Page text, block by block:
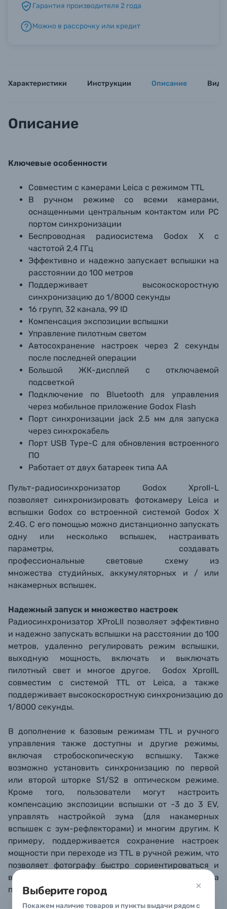
Выберите город
Покажем наличие товаров и пункты выдачи рядом с
Б/У фототехника (Комиссионные товары)
Гарантия производителя 2 года
Можно в рассрочку или кредит
Характеристики Инструкции Описание
Описание
Ключевые особенности
Совместим с камерами Leica с режимом TTL
В ручном режиме со всеми камерами,
оснащенными центральным контактом или PC
портом синхронизации
Беспроводная радиосистема Godox X с
частотой 2,4 ГГц
Эффективно и надежно запускает вспышки на
расстоянии до 100 метров
Поддерживает высокоскоростную
синхронизацию до 1/8000 секунды
16 групп, 32 канала, 99 ID
Компенсация экспозиции вспышки
Управление пилотным светом
Автосохранение настроек через 2 секунды
после последней операции
Большой ЖК-дисплей с отключаемой
подсветкой
Подключение по Bluetooth для управления
через мобильное приложение Godox Flash
Порт синхронизации jack 2.5 мм для запуска
через синхрокабель
Порт USB Type-C для обновления встроенного
ПО
Работает от двух батареек типа АА
Пульт-радиосинхронизатор Godox XproII-L
позволяет синхронизировать фотокамеру Leica и
вспышки Godox со встроенной системой Godox X
2.4G. С его помощью можно дистанционно запускать
одну или несколько вспышек, настраивать
параметры, создавать
профессиональные световые схему из
множества студийных, аккумуляторных и / или
накамерных вспышек.
Надежный запуск и множество настроек
Радиосинхронизатор XProLII позволяет эффективно
и надежно запускать вспышки на расстоянии до 100
метров, удаленно регулировать режим вспышки,
выходную мощность, включать и выключать
пилотный свет и многое другое. Godox XproIIL
совместим с системой TTL от Leica, а также
поддерживает высокоскоростную синхронизацию до
1/8000 секунды.
В дополнение к базовым режимам TTL и ручного
управления также доступны и другие режимы,
включая стробоскопическую вспышку. Также
возможно установить синхронизацию по первой
или второй шторке S1/S2 в оптическом режиме.
Кроме того, пользователи могут настроить
компенсацию экспозиции вспышки от -3 до 3 EV,
управлять настройкой зума (для накамерных
вспышек с зум-рефлекторами) и многим другим. К
примеру, поддерживается сохранение настроек
мощности при переходе из TTL в ручной режим, что
позволяет фотографу быстро сориентироваться и
внести свои изменения вместо долгого подбора
подходящей мощности наобум.